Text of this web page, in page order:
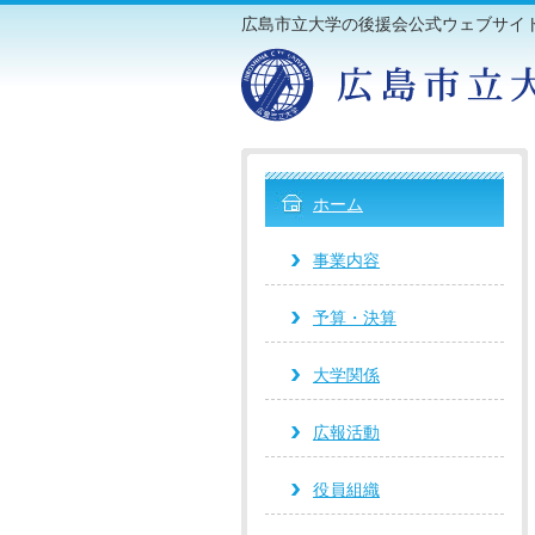
広島市立大学の後援会公式ウェブサイ
ホーム
事業内容
予算・決算
大学関係
広報活動
役員組織